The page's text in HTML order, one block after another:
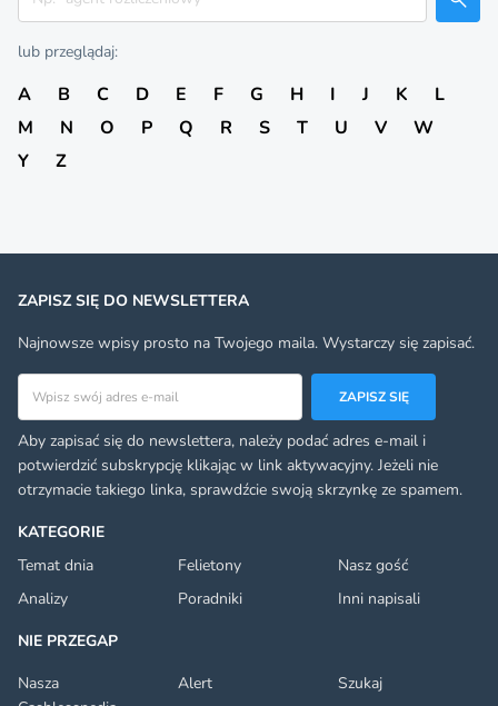
lub przeglądaj:
A B C D E F G H I J K
L
M
N O P Q R S T U V
W
Y
Z
KATEGORIE
Temat dnia
Felietony
Nasz gość
Analizy
Poradniki
Inni napisali
NIE PRZEGAP
Nasza
Alert Szukaj
ZAPISZ SIĘ DO NEWSLETTERA
Najnowsze wpisy prosto na Twojego maila. Wystarczy się zapisać.
Adres email
ZAPISZ SIĘ
Aby zapisać się do newslettera, należy podać adres e-mail i
potwierdzić subskrypcję klikając w link aktywacyjny. Jeżeli nie
otrzymacie takiego linka, sprawdźcie swoją skrzynkę ze spamem.